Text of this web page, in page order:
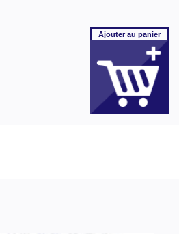
Ajouterau panier